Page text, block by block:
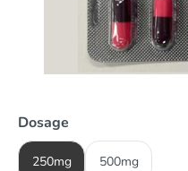
Dosage
250mg 500mg